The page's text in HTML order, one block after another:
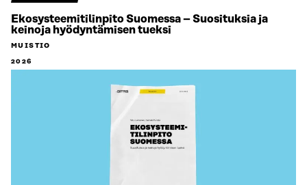
Ekosysteemitilinpito Suomessa – Suosituksia ja
keinoja hyödyntämisen tueksi
MUISTIO
2026